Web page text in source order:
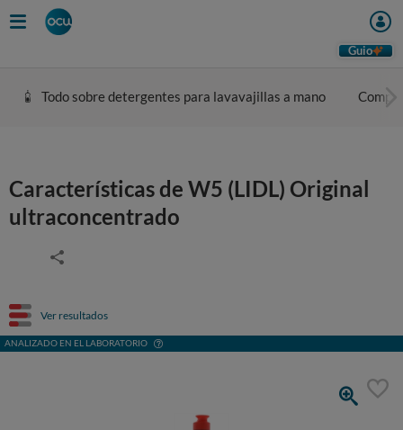
Guio
Todo sobre detergentes para lavavajillas a mano
Características de W5 (LIDL) Original
ultraconcentrado
Ver resultados
ANALIZADO EN EL LABORATORIO